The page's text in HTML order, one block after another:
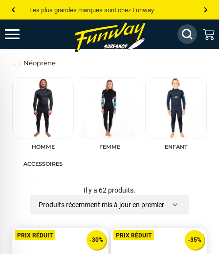
Les plus grandes marques sont chez Funway
Jusqu’à -75% de remise sur le windsurf, wingfoil, etc...
💰 Meilleur prix garanti — Moins cher ailleurs ? On s’aligne !
Besoin de conseils de pro ? Appelle nous !
Néoprène
HOMME FEMME ENFANT
ACCESSOIRES
Il y a 62 produits.
Produits récemment mis à jour en premier
PRIX RÉDUIT
-30%
PRIX RÉDUIT
-35%